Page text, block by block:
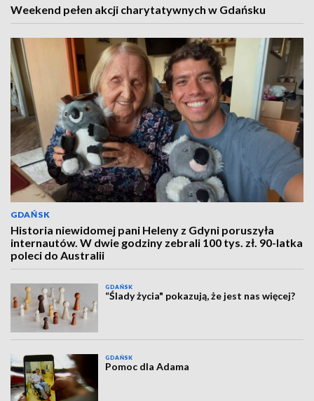
Weekend pełen akcji charytatywnych w Gdańsku
GDAŃSK
Historia niewidomej pani Heleny z Gdyni poruszyła
internautów. W dwie godziny zebrali 100 tys. zł. 90-latka
poleci do Australii
GDAŃSK
“Ślady życia" pokazują, że jest nas więcej?
GDAŃSK
Pomoc dla Adama